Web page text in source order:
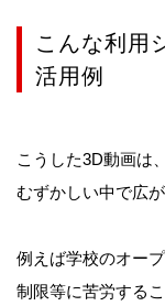
こんな利用
活用例
こうした3D動画は
むずかしい中で広
例えば学校のオー
制限等に苦労する